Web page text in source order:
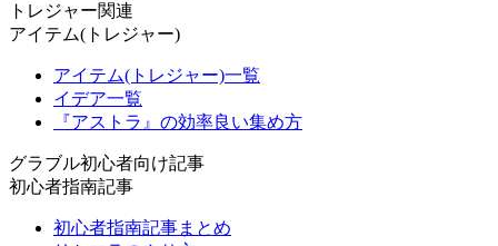
トレジャー関連
アイテム(トレジャー)
アイテム(トレジャー)一覧
イデア一覧
『アストラ』の効率良い集め方
グラブル初心者向け記事
初心者指南記事
初心者指南記事まとめ